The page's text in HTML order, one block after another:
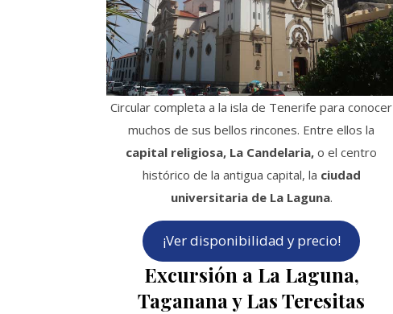
Circular completa a la isla de Tenerife para conocer
muchos de sus bellos rincones. Entre ellos la
capital religiosa, La Candelaria, o el centro
histórico de la antigua capital, la ciudad
universitaria de La Laguna.
¡Ver disponibilidad y precio!
Excursión a La Laguna,
Taganana y Las Teresitas